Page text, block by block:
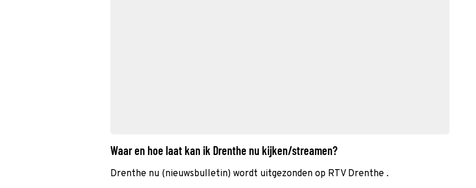
Waar en hoe laat kan ik Drenthe nu kijken/streamen?
Drenthe nu (nieuwsbulletin) wordt uitgezonden op RTV Drenthe .